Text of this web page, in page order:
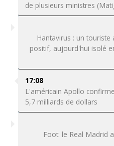
de plusieurs ministres
Hantavirus : un touriste
positif, aujourd'hui isolé
17:08
L'américain Apollo
5,7 milliards de dollars
Foot: le Real Madrid